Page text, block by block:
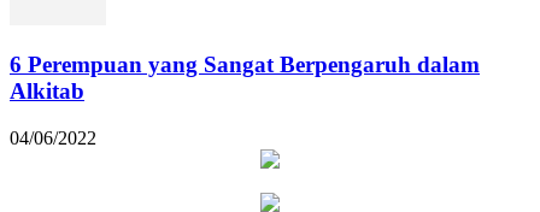
6 Perempuan yang Sangat Berpengaruh dalam
Alkitab
04/06/2022